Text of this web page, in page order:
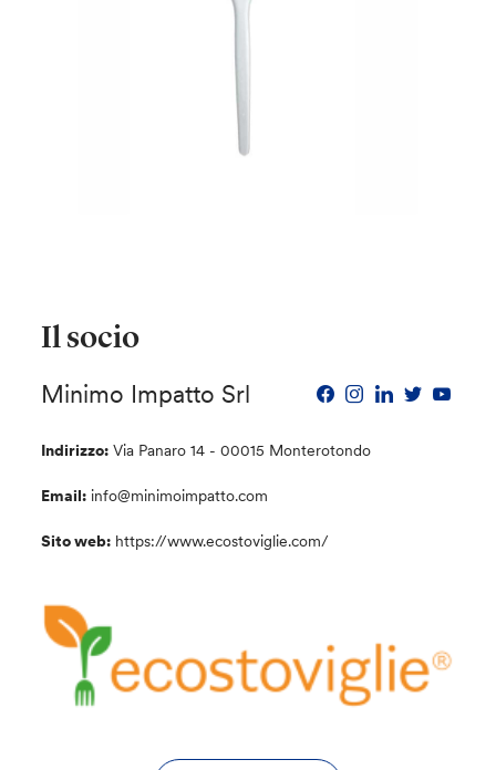
Il socio
Minimo Impatto Srl
Indirizzo: Via Panaro 14 - 00015 Monterotondo
Email: info@minimoimpatto.com
Sito web: https://www.ecostoviglie.com/